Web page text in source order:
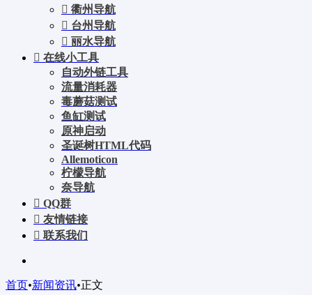
衢州导航
台州导航
丽水导航
在线小工具
自动外链工具
流量消耗器
毒蘑菇测试
鱼缸测试
原神启动
圣诞树HTML代码
Allemoticon
柠檬导航
奈导航
QQ群
友情链接
联系我们
首页•新闻资讯•正文